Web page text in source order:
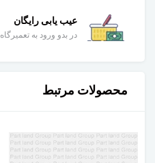
عیب یابی رایگان
در بدو ورود به تعمیرگاه
محصولات مرتبط